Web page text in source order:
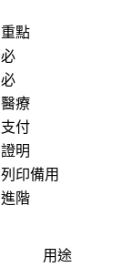
重點
必
必
醫療
支付
證明
列印備用
進階
用途